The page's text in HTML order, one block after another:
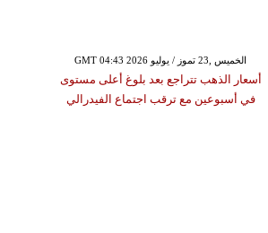
GMT 04:43 2026 الخميس ,23 تموز / يوليو
أسعار الذهب تتراجع بعد بلوغ أعلى مستوى
في أسبوعين مع ترقب اجتماع الفيدرالي